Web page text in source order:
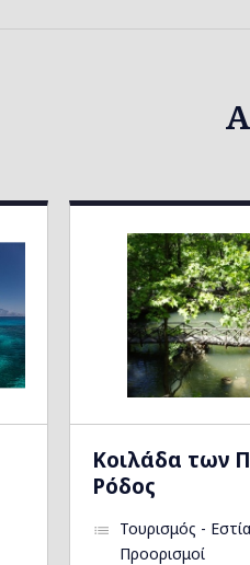
Kοιλάδα των
Ρόδος
Τουρισμός -
Προορισμοί